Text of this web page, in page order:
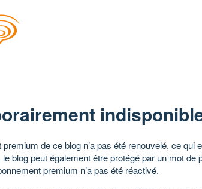
de ce blog n’a pas été renouvelé, ce qui
blog peut également être protégé par un mot de
premium n’a pas été réactivé.